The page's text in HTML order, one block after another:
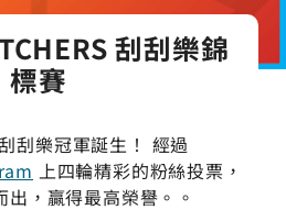
刮刮樂錦
標賽
刮樂冠軍誕生！ 經過
上四輪精彩的粉絲投票，
，贏得最高榮譽。。